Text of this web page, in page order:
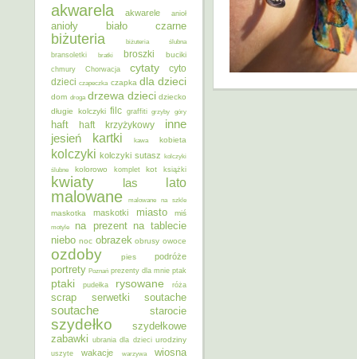
akwarela akwarele anioł
anioły biało czarne
biżuteria
biżuteria ślubna
bransoletki
bratki broszki buciki
chmury Chorwacja cytaty
cyto
dzieci czapeczka czapka dla dzieci
dom droga drzewa dzieci dziecko
długie kolczyki filc graffiti grzyby góry
haft haft krzyżykowy inne
jesień kartki kawa kobieta
kolczyki kolczyki sutasz kolczyki
ślubne
kolorowo komplet kot książki
kwiaty las lato
malowane malowane na szkle
maskotka maskotki miasto miś
motyle na prezent na tablecie
niebo noc obrazek obrusy owoce
ozdoby pies podróże
portrety Poznań prezenty dla mnie ptak
ptaki pudełka rysowane róża
scrap serwetki soutache
soutache starocie
szydełko
szydełkowe
zabawki ubrania dla dzieci urodziny
uszyte wakacje warzywa wiosna